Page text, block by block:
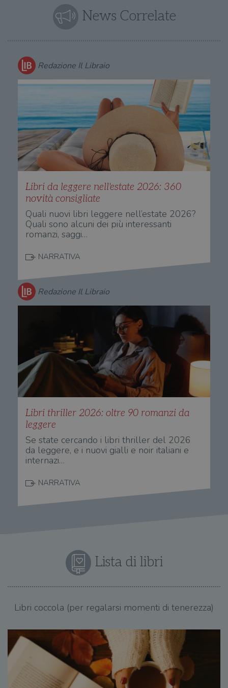
News Correlate
Redazione Il Libraio
Libri da leggere nell'estate 2026: 360
novità consigliate
Quali nuovi libri leggere nell’estate 2026?
Quali sono alcuni dei più interessanti
romanzi, saggi…
NARRATIVA
Redazione Il Libraio
Libri thriller 2026: oltre 90 romanzi da
leggere
Se state cercando i libri thriller del 2026
da leggere, e i nuovi gialli e noir italiani e
internazi…
NARRATIVA
Lista di libri
Libri coccola (per regalarsi momenti di tenerezza)